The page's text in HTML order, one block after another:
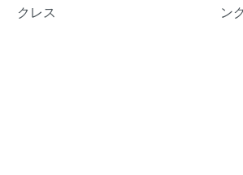
クレス
ン